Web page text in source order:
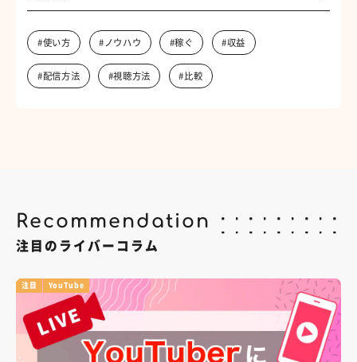
#使い方 #ノウハウ #稼ぐ #収益
#配信方法 #視聴方法 #比較
Recommendation
注目のライバーコラム
注目 YouTube